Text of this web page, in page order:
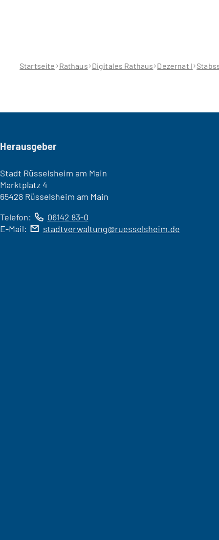
hier:Startseite Rathaus Digitales Rathaus Dezernat I
Seitenfuß
Herausgeber
Stadt Rüsselsheim am Main
Marktplatz 4
65428 Rüsselsheim am Main
Telefon:
06142 83-0
E-Mail:
stadtverwaltung ruesselsheim de